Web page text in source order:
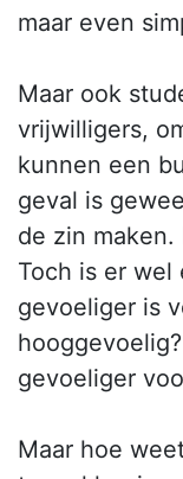
maar even
Maar ook
vrijwilligers,
kunnen een
geval is
de zin maken.
Toch is er wel
gevoeliger is
gevoeliger
Maar hoe